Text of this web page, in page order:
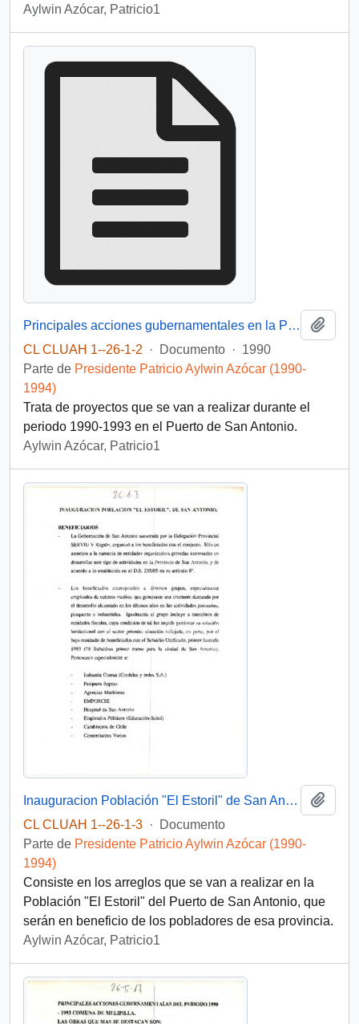
Aylwin Azócar, Patricio1
Principales acciones gubernamentales en la Provincia de San Antonio Período 1990-1993
CL CLUAH 1--26-1-2
· Documento · 1990
Parte de Presidente Patricio Aylwin Azócar (1990-
1994)
Trata de proyectos que se van a realizar durante el
periodo 1990-1993 en el Puerto de San Antonio.
Aylwin Azócar, Patricio1
Inauguracion Población "El Estoril" de San Antonio
CL CLUAH 1--26-1-3 ·
Documento
Parte de Presidente Patricio Aylwin Azócar (1990-
1994)
Consiste en los arreglos que se van a realizar en la
Población "El Estoril" del Puerto de San Antonio, que
serán en beneficio de los pobladores de esa provincia.
Aylwin Azócar, Patricio1